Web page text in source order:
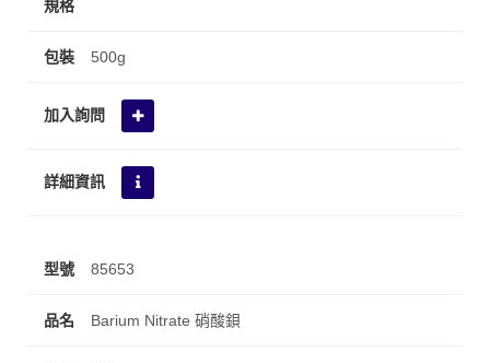
500g
85653
Barium Nitrate 硝酸鋇